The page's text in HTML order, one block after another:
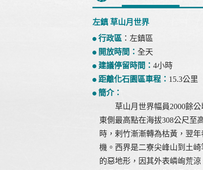
左鎮 草山月世界
行政區 ：左鎮區
開放時間： 全天
建議停留時間： 4小時
距離化石園區車程： 15.3公里
簡介：
草山月世界幅員2000餘公
東側最高點在海拔308公尺至
時，剌竹漸漸轉為枯黃，翌
機。西界是二寮尖峰山到土
的惡地形，因其外表嶙峋荒